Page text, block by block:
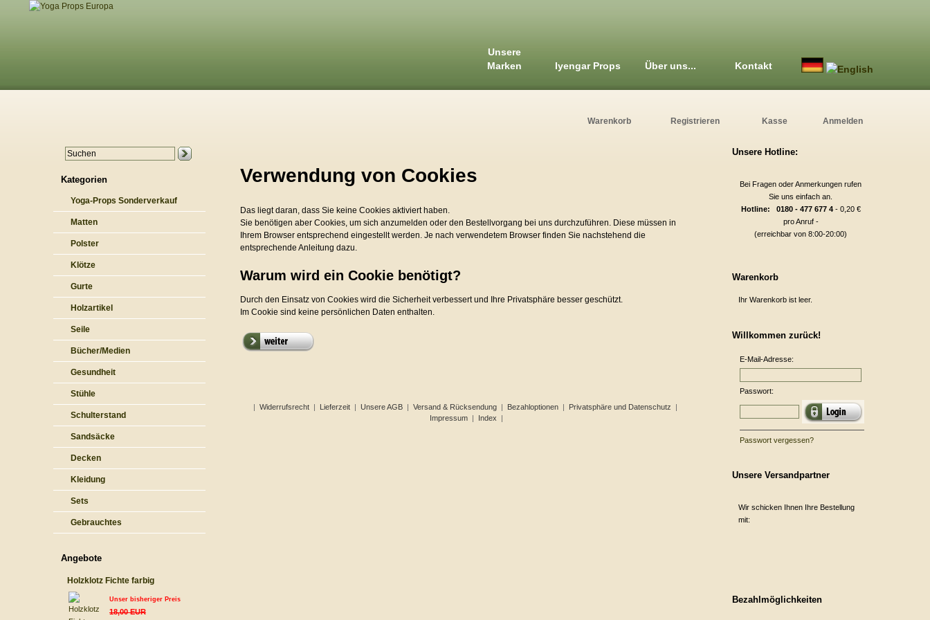
Unsere
Marken
Iyengar Props Über uns... Kontakt
Warenkorb Registrieren Kasse Anmelden
Kategorien
Yoga-Props Sonderverkauf
Matten
Polster
Klötze
Gurte
Holzartikel
Seile
Bücher/Medien
Gesundheit
Stühle
Schulterstand
Sandsäcke
Decken
Kleidung
Sets
Gebrauchtes
Angebote
Holzklotz Fichte farbig
Unser bisheriger Preis
18,00 EUR
Verwendung von Cookies
Das liegt daran, dass Sie keine Cookies aktiviert haben.
Sie benötigen aber Cookies, um sich anzumelden oder den Bestellvorgang bei uns durchzuführen. Diese müssen in
Ihrem Browser entsprechend eingestellt werden. Je nach verwendetem Browser finden Sie nachstehend die
entsprechende Anleitung dazu.
Warum wird ein Cookie benötigt?
Durch den Einsatz von Cookies wird die Sicherheit verbessert und Ihre Privatsphäre besser geschützt.
Im Cookie sind keine persönlichen Daten enthalten.
| Widerrufsrecht | Lieferzeit | Unsere AGB | Versand & Rücksendung | Bezahloptionen | Privatsphäre und Datenschutz
|
Impressum
| Index |
Unsere Hotline:
Bei Fragen oder Anmerkungen rufen
Sie uns einfach an.
Hotline: 0180 - 477 677 4- 0,20 €
pro Anruf -
(erreichbar von 8:00-20:00)
Warenkorb
Ihr Warenkorb ist leer.
Willkommen zurück!
E-Mail-Adresse:
Passwort:
Passwort vergessen?
Unsere Versandpartner
Wir schicken Ihnen Ihre Bestellung
mit:
Bezahlmöglichkeiten